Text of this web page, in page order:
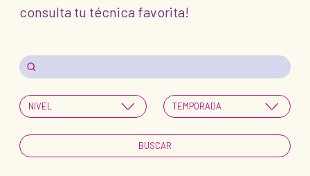
consulta tu técnica favorita!